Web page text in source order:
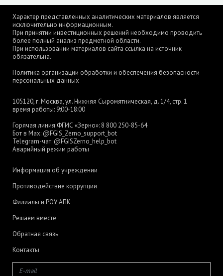
Характер представленных аналитических материалов является
исключительно информационным.
При принятии инвестиционных решений необходимо проводить
более полный анализ предметной области.
При использовании материалов сайта ссылка на источник
обязательна.
Политика организации обработки и обеспечения безопасности
персональных данных
105120, г. Москва, ул. Нижняя Сыромятническая, д. 1/4, стр. 1
время работы: 9:00-18:00
Горячая линия ФГИС «Зерно»: 8 800 250-85-64
Бот в Max: @FGIS_Zerno_support_bot
Telegram-чат: @FGISZerno_help_bot
Аварийный режим работы
Информация об учреждении
Противодействие коррупции
Филиалы и РОУ АПК
Решаем вместе
Обратная связь
Контакты